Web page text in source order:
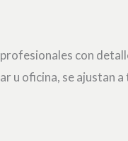
con
u oficina, se ajustan